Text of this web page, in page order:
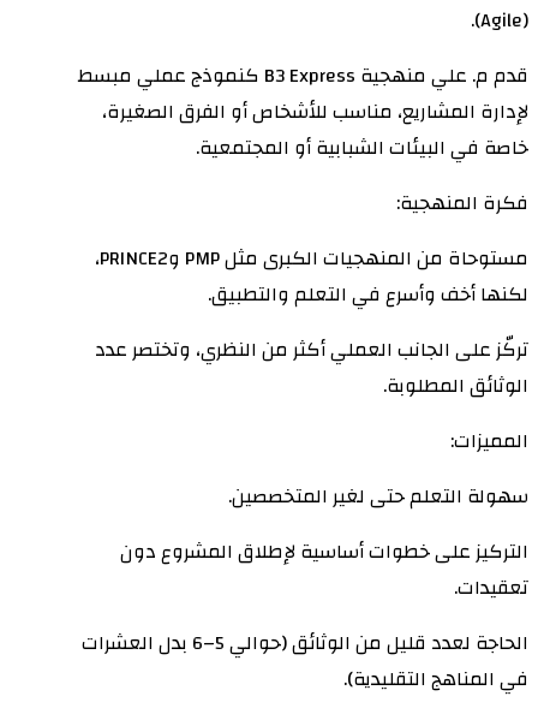
(Agile).
قدم م. علي منهجية B3 Express كنموذج عملي مبسط
لإدارة المشاريع، مناسب للأشخاص أو الفرق الصغيرة،
خاصة في البيئات الشبابية أو المجتمعية.
فكرة المنهجية:
مستوحاة من المنهجيات الكبرى مثل PMP وPRINCE2،
لكنها أخف وأسرع في التعلم والتطبيق.
تركّز على الجانب العملي أكثر من النظري، وتختصر عدد
الوثائق المطلوبة.
المميزات:
سهولة التعلم حتى لغير المتخصصين.
التركيز على خطوات أساسية لإطلاق المشروع دون
تعقيدات.
الحاجة لعدد قليل من الوثائق (حوالي 5–6 بدل العشرات
في المناهج التقليدية).